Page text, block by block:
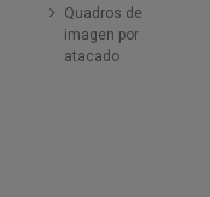
Quadros de
imagen por
atacado